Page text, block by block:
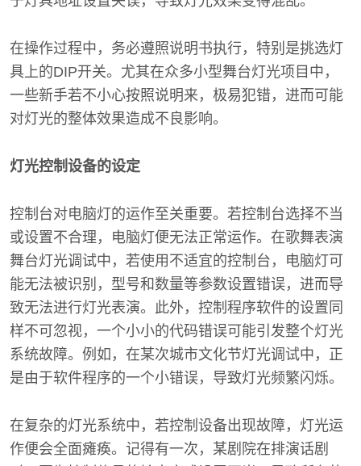
在操作过程中，务必遵照说明书执行，特别是挑选灯
具上的DIP开关。尤其在众多小型舞台灯光项目中，
一些新手若不小心按照说明来，极易犯错，进而可能
对灯光的整体效果造成不良影响。
灯光控制设备的设定
控制台对电脑灯的运作至关重要。若控制台选择不当
或设置不合理，电脑灯便无法正常运作。在歌舞表演
舞台灯光调试中，若使用不适宜的控制台，电脑灯可
能无法被识别，型号和数量等参数设置错误，进而导
致无法进行灯光表演。此外，控制程序软件的设置同
样不可忽视，一个小小的代码错误可能引发整个灯光
系统故障。例如，在某次城市文化节灯光调试中，正
是由于软件程序的一个小错误，导致灯光频繁闪烁。
在复杂的灯光系统中，若控制设备出现故障，灯光运
作便会全面瘫痪。记得有一次，某剧院在排演话剧